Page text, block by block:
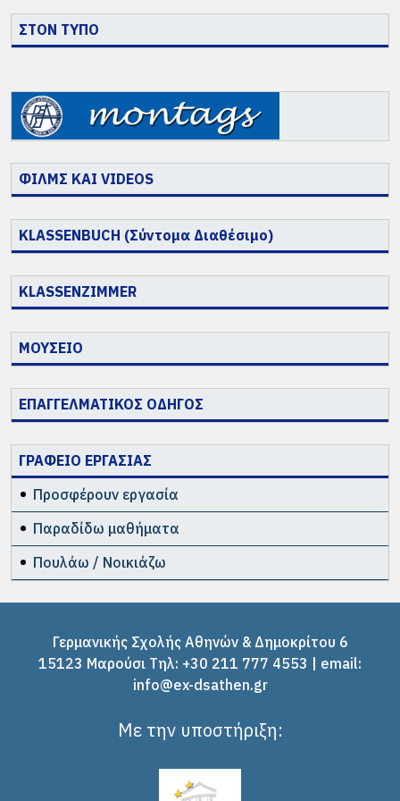
ΣΤΟΝ ΤΥΠΟ
Γεώργιος Σπορίδης (2011)
1988 – Γιάννης
Μυλωνάς – Κύπρος
1988 – Peter Scholz –
5ήμερη – Κως
1984 – Ρέα Μυλωνά
(9b)
1984 – Ρέα Μυλωνά –
Στενή Ευβοίας (9b)
ΦΙΛΜΣ ΚΑΙ VIDEOS
KLASSENBUCH (Σύντομα Διαθέσιμο)
KLASSENZIMMER
ΜΟΥΣΕΙΟ
ΕΠΑΓΓΕΛΜΑΤΙΚΟΣ ΟΔΗΓΟΣ
ΓΡΑΦΕΙΟ ΕΡΓΑΣΙΑΣ
Προσφέρουν εργασία
Παραδίδω μαθήματα
Πουλάω / Νοικιάζω
Γερμανικής Σχολής Αθηνών & Δημοκρίτου 6
15123 Μαρούσι Tηλ: +30 211 777 4553 | email:
info@ex-dsathen.gr
Με την υποστήριξη: